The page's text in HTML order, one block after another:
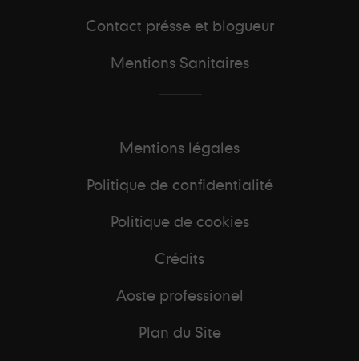
Contact présse et blogueur
Mentions Sanitaires
Mentions légales
Politique de confidentialité
Politique de cookies
Crédits
Aoste professionel
Plan du Site